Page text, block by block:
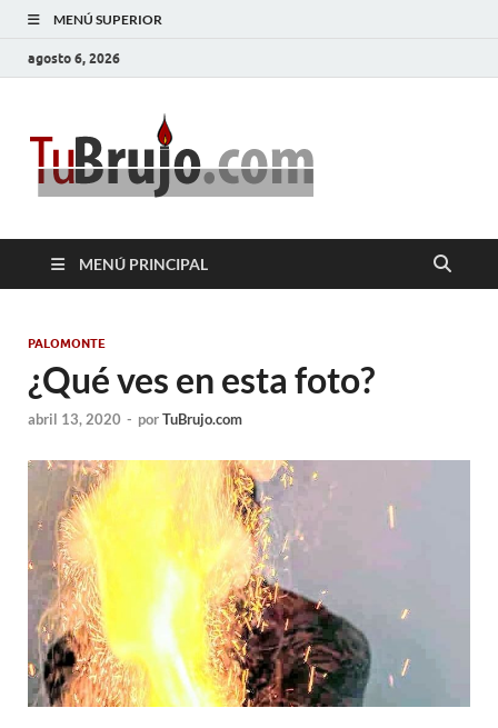
MENÚ SUPERIOR
agosto 6, 2026
MENÚ PRINCIPAL
PALOMONTE
¿Qué ves en esta foto?
abril 13, 2020 - porTuBrujo.com